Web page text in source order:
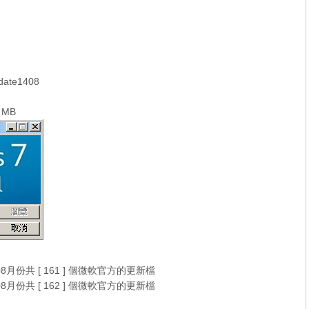
月份共 [ 161 ] 個微軟官方的更新檔
月份共 [ 162 ] 個微軟官方的更新檔